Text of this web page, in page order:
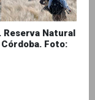
Reserva Natural
Foto: